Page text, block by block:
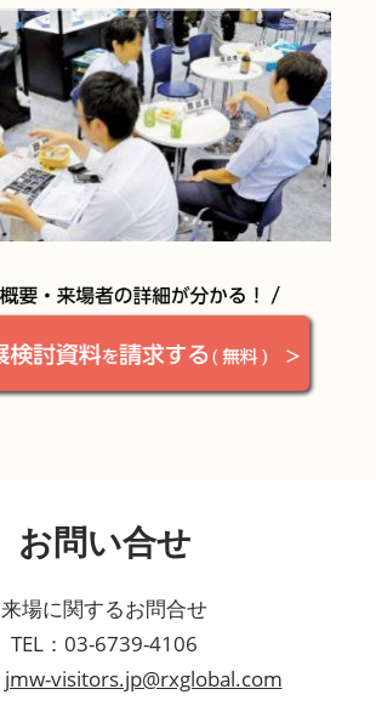
お問い合せ
来場に関するお問合せ
TEL：03-6739-4106
jmw-visitors.jp@rxglobal.com